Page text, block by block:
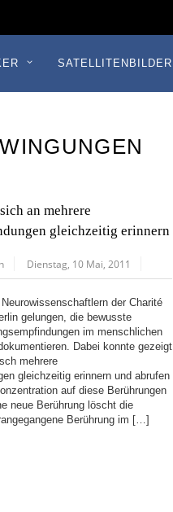
SATELLITENBILDER
an mehrere
gleichzeitig erinnern
Dienstag, 10 Mai, 2011
der Charité
gelungen, die bewusste
im menschlichen
Dabei konnte gezeigt
mehrere
gleichzeitig erinnern und abrufen
auf diese Berührungen
neue Berührung löscht die
Berührung im […]